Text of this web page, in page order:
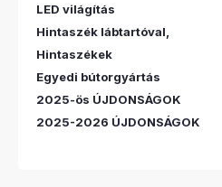
LED világítás
Hintaszék lábtartóval,
Hintaszékek
Egyedi bútorgyártás
2025-ös ÚJDONSÁGOK
2025-2026 ÚJDONSÁGOK